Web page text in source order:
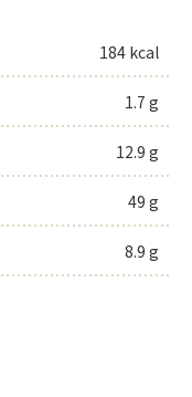
184 kcal
1.7 g
12.9 g
49 g
8.9 g